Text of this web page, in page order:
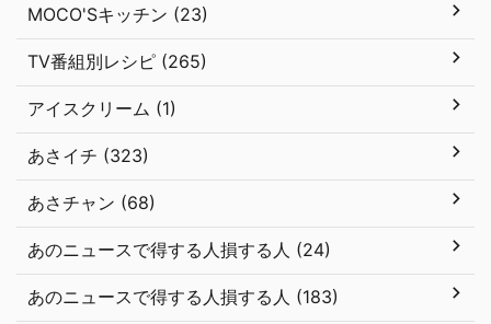
MOCO'Sキッチン (23)
TV番組別レシピ (265)
アイスクリーム (1)
あさイチ (323)
あさチャン (68)
あのニュースで得する人損する人 (24)
あのニュースで得する人損する人 (183)